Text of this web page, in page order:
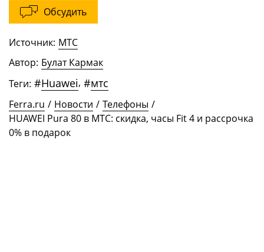
Обсудить
Источник: МТС
Автор: Булат Кармак
Теги: #Huawei, #мтс
Ferra.ru / Новости / Телефоны /
HUAWEI Pura 80 в МТС: скидка, часы Fit 4 и рассрочка
0% в подарок